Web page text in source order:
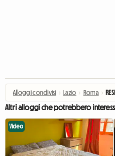
Alloggi condivisi › Lazio › Roma ›
Altri alloggi che potrebbero
Video